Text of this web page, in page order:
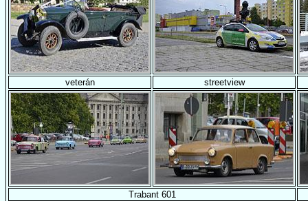
veterán streetview
Trabant 601